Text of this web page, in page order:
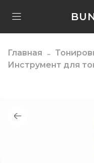
Главная
Инструмент для